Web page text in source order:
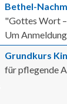
Bethel-
"Gottes Wort
Um
Grundkurs
für pflegende